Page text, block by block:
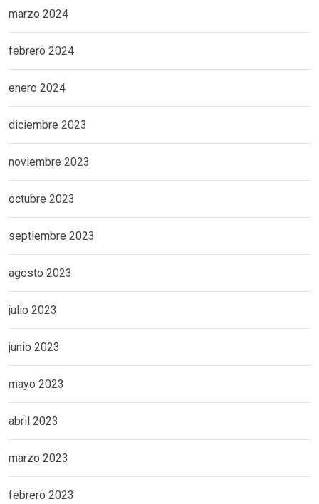
marzo 2024
febrero 2024
enero 2024
diciembre 2023
noviembre 2023
octubre 2023
septiembre 2023
agosto 2023
julio 2023
junio 2023
mayo 2023
abril 2023
marzo 2023
febrero 2023